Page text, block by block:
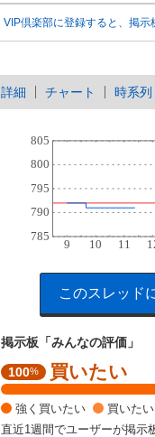
VIP倶楽部に登録すると、掲
詳細 チャート 時系列
このスレッド
掲示板「みんなの評価」
強
く
買
い
100% 買いたい
強く買いたい 買いたい
直近1週間でユーザーが掲示